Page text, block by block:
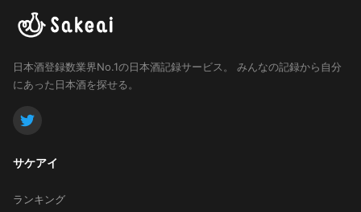
日本酒登録数業界No.1の日本酒記録サービス。
みんなの記録から自分
にあった日本酒を探せる。
サケアイ
ランキング